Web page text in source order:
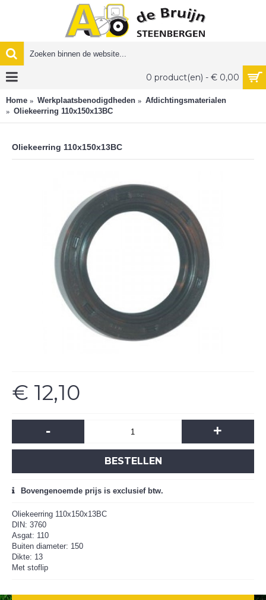
0 product(en) - € 0,00
Home Werkplaatsbenodigdheden
Afdichtingsmaterialen
Oliekeerring 110x150x13BC
Oliekeerring 110x150x13BC
€ 12,10
- +
BESTELLEN
Bovengenoemde prijs is exclusief btw.
Oliekeerring 110x150x13BC
DIN: 3760
Asgat: 110
Buiten diameter: 150
Dikte: 13
Met stoflip